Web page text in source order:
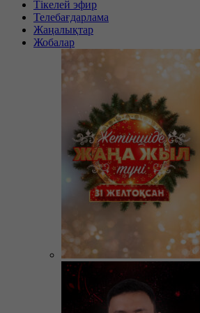
Тікелей эфир
Телебағдарлама
Жаңалықтар
Жобалар